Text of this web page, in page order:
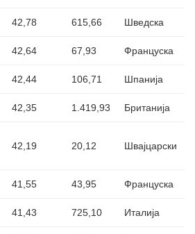
42,78 615,66 Шведска
42,64 67,93 Француска
42,44 106,71 Шпанија
42,35 1.419,93 Британија
42,19 20,12 Швајцарски
41,55 43,95 Француска
41,43 725,10 Италија